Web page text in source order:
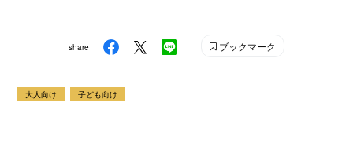
share ブックマーク
大人向け 子ども向け